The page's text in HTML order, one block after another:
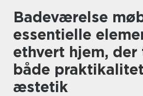
Badeværelse møbler er
essentielle
ethvert hjem,
både
æstetik